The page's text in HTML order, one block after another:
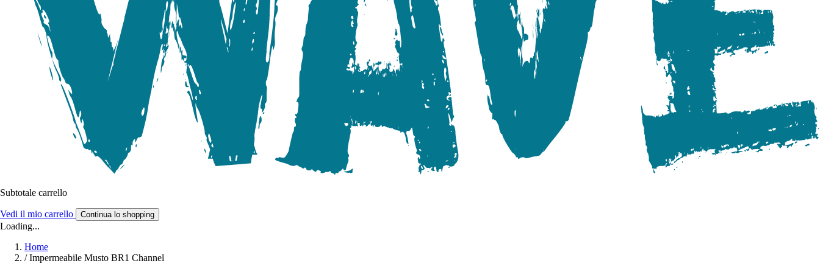
Subtotale carrello
Vedi il mio carrello Continua lo shopping
Loading...
Home
/ Impermeabile Musto BR1 Channel